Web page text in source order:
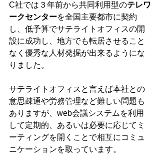
C社では３年前から共同利用型のテレワ
ークセンターを全国主要都市に契約
し、低予算でサテライトオフィスの開
設に成功し、地方でも転居させること
なく優秀な人材発掘が出来るようにな
りました。
サテライトオフィスと言えば本社との
意思疎通や労務管理など難しい問題も
ありますが、web会議システムを利用
して定期的、あるいは必要に応じてミ
ーティングを開くことで相互にコミュ
ニケーションを取っています。